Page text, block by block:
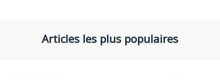
Articles les plus populaires